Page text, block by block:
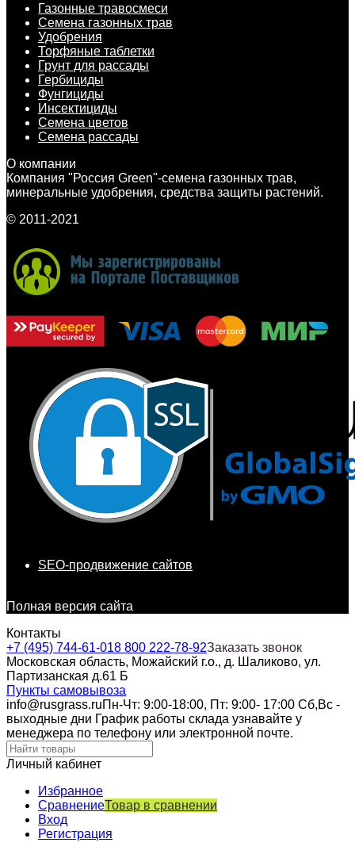
Газонные травосмеси
Семена газонных трав
Удобрения
Торфяные таблетки
Грунт для рассады
Гербициды
Фунгициды
Инсектициды
Семена цветов
Семена рассады
О компании
Компания "Россия Green"-семена газонных трав,
минеральные удобрения, средства защиты растений.
© 2011-2021
SEO-продвижение сайтов
Полная версия сайта
Контакты
+7 (495) 744-61-018 800 222-78-92Заказать звонок
Московская область, Можайский г.о., д. Шаликово, ул.
Партизанская д.61 Б
Пункты самовывоза
info@rusgrass.ruПн-Чт: 9:00-18:00, Пт: 9:00- 17:00 Сб,Вс -
выходные дни График работы склада узнавайте у
менеджера по телефону или электронной почте.
Личный кабинет
Избранное
СравнениеТовар в сравнении
Вход
Регистрация